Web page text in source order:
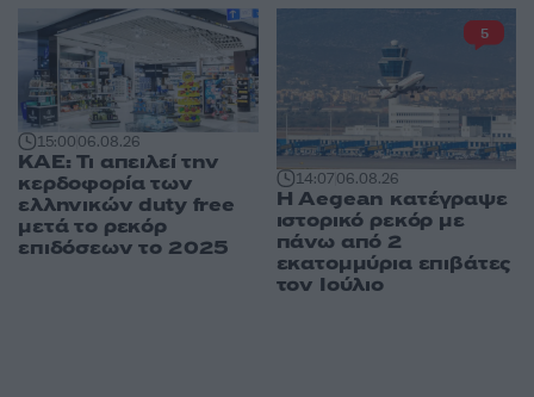
15:0006.08.26
ΚΑΕ: Τι απειλεί την
κερδοφορία των
ελληνικών duty free
μετά το ρεκόρ
επιδόσεων το 2025
14:0706.08.26
Η Aegean κατέγραψε
ιστορικό ρεκόρ με
πάνω από 2
εκατομμύρια επιβάτες
τον Ιούλιο
5